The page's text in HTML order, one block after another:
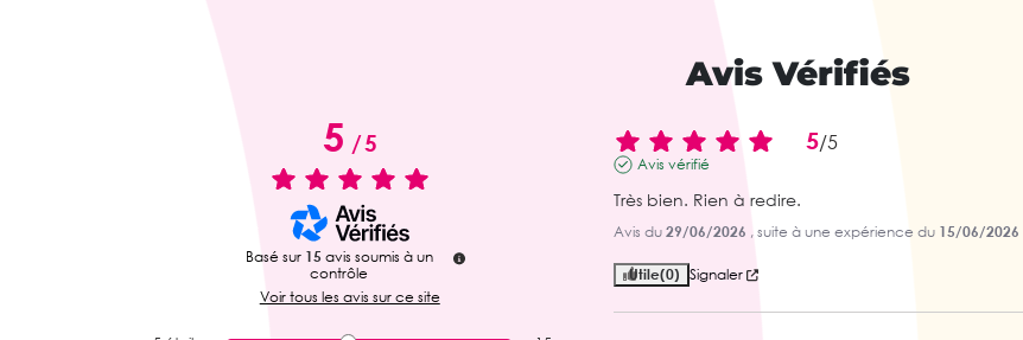
Avis Vérifiés
5/5
Basé sur 15 avis soumis à un
contrôle
Voir tous les avis sur ce site
5/5
Avis vérifié
Très bien. Rien à redire.
Avis du 29/06/2026 , suite à une expérience du 15/06/2026
Utile(0) Signaler